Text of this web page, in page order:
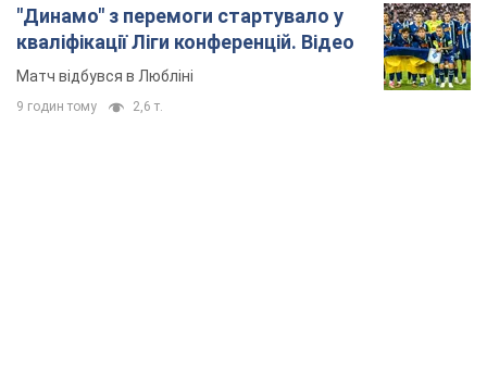
"Динамо" з перемоги стартувало у
кваліфікації Ліги конференцій. Відео
Матч відбувся в Любліні
9 годин тому 2,6 т.